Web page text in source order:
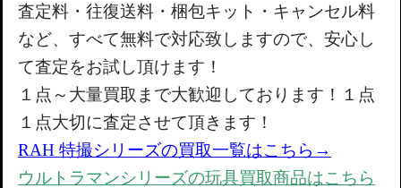
査定料・往復送料・梱包キット・キャンセル料
など、すべて無料で対応致しますので、 安心し
て査定をお試し頂けます！
１点～大量買取まで大歓迎しております！１点
１点大切に査定させて頂きます！
RAH 特撮シリーズの買取一覧はこちら→
ウルトラマンシリーズの玩具買取商品はこちら